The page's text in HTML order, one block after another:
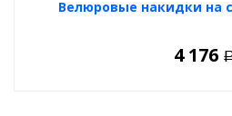
Велюровые накидки на
4 176